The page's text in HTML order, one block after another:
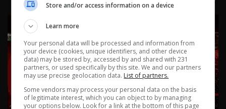
Store and/or access information on a device
Learn more
Your personal data will be processed and information from
your device (cookies, unique identifiers, and other device
data) may be stored by, accessed by and shared with 231
partners, or used specifically by this site. We and our partners
may use precise geolocation data. List of partners.
Some vendors may process your personal data on the basis
of legitimate interest, which you can object to by managing
your options below. Look for a link at the bottom of this page